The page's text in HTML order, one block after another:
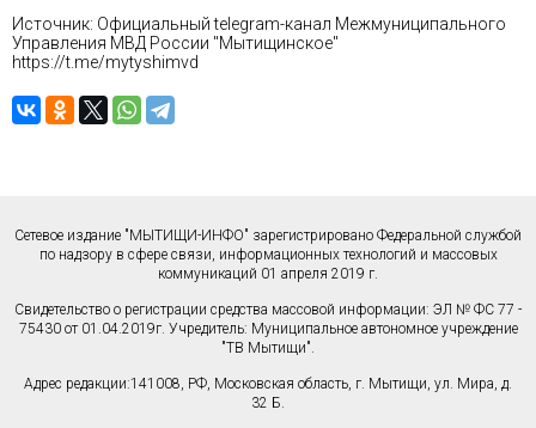
Источник: Официальный telegram-канал Межмуниципального
Управления МВД России "Мытищинское"
https://t.me/mytyshimvd
Сетевое издание "МЫТИЩИ-ИНФО" зарегистрировано Федеральной службой
по надзору в сфере связи, информационных технологий и массовых
коммуникаций 01 апреля 2019 г.
Свидетельство о регистрации средства массовой информации: ЭЛ № ФС 77 -
75430 от 01.04.2019г. Учредитель: Муниципальное автономное учреждение
"ТВ Мытищи".
Адрес редакции:141008, РФ, Московская область, г. Мытищи, ул. Мира, д.
32 Б.